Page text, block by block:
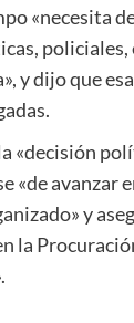
«necesita
policiales,
y dijo que
«decisión
«de avanzar
y
la